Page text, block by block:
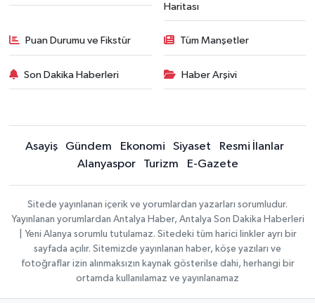
Haritası
Puan Durumu ve Fikstür Tüm Manşetler
Son Dakika Haberleri Haber Arşivi
Asayiş Gündem Ekonomi Siyaset
Resmi İlanlar
Alanyaspor
Turizm E-Gazete
Sitede yayınlanan içerik ve yorumlardan yazarları sorumludur.
Yayınlanan yorumlardan Antalya Haber, Antalya Son Dakika Haberleri
| Yeni Alanya sorumlu tutulamaz. Sitedeki tüm harici linkler ayrı bir
sayfada açılır. Sitemizde yayınlanan haber, köşe yazıları ve
fotoğraflar izin alınmaksızın kaynak gösterilse dahi, herhangi bir
ortamda kullanılamaz ve yayınlanamaz